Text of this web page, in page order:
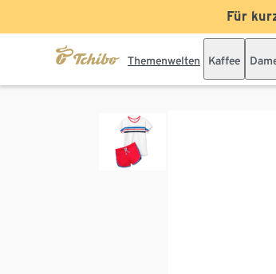
Für
Themenwelten Kaffee